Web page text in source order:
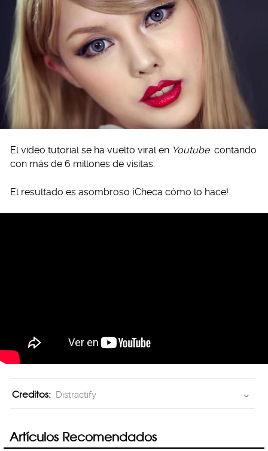
El video tutorial se ha vuelto viral en Youtube contando
con más de 6 millones de visitas.
El resultado es asombroso ¡Checa cómo lo hace!
Creditos: Distractify
Artículos Recomendados